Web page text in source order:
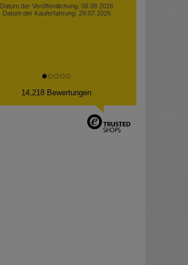
Datum der Veröffentlichung: 05.08.2026
Datum der Kauferfahrung: 28.07.2026
14,218 Bewertungen